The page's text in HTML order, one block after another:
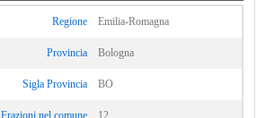
Regione Emilia-Romagna
Provincia Bologna
Sigla Provincia BO
Frazioni nel comune 12